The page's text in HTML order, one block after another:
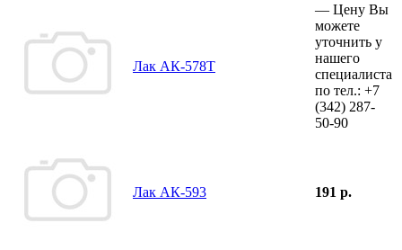
Лак АК-578Т
— Цену Вы
можете
уточнить у
нашего
специалиста
по тел.: +7
(342) 287-
50-90
Лак АК-593 191 р.